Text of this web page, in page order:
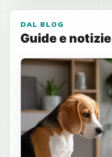
DAL BLOG
Guide e notizie